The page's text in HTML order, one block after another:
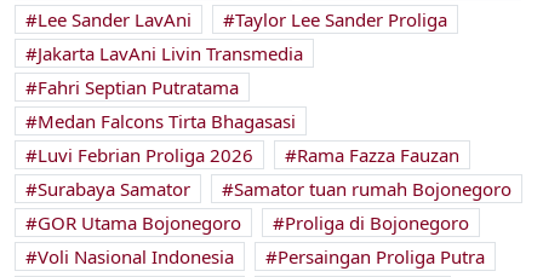
Lee Sander LavAni
Taylor Lee Sander Proliga
Jakarta LavAni Livin Transmedia
Fahri Septian Putratama
Medan Falcons Tirta Bhagasasi
Luvi Febrian Proliga 2026
Rama Fazza Fauzan
Surabaya Samator
Samator tuan rumah Bojonegoro
GOR Utama Bojonegoro
Proliga di Bojonegoro
Voli Nasional Indonesia
Persaingan Proliga Putra